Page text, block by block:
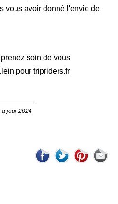
vous avoir donné l'envie de
soin de vous
pour tripriders.fr
a jour 2024